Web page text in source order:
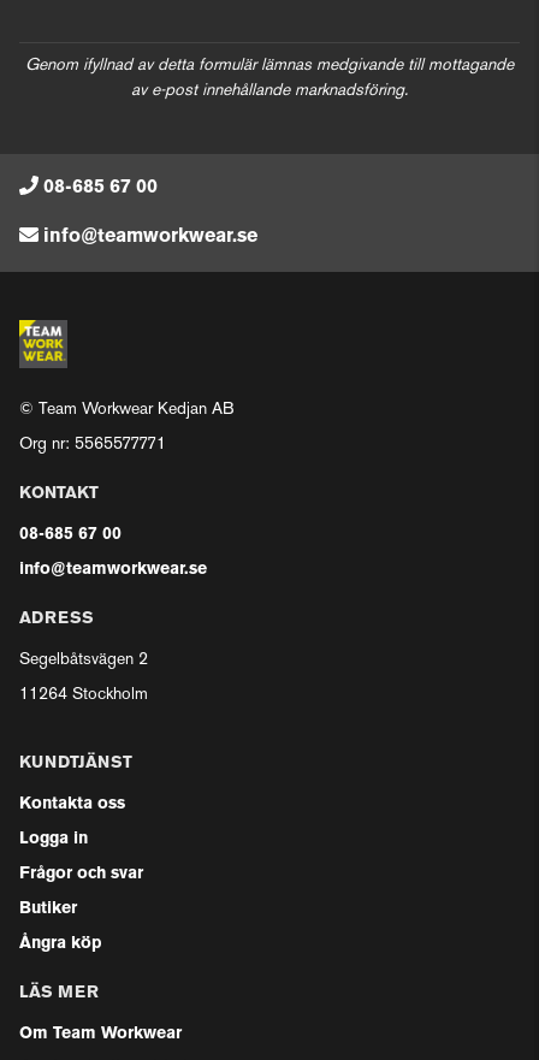
Genom ifyllnad av detta formulär lämnas medgivande till mottagande
av e-post innehållande marknadsföring.
08-685 67 00
info@teamworkwear.se
© Team Workwear Kedjan AB
Org nr: 5565577771
KONTAKT
08-685 67 00
info@teamworkwear.se
ADRESS
Segelbåtsvägen 2
11264 Stockholm
KUNDTJÄNST
Kontakta oss
Logga in
Frågor och svar
Butiker
Ångra köp
LÄS MER
Om Team Workwear